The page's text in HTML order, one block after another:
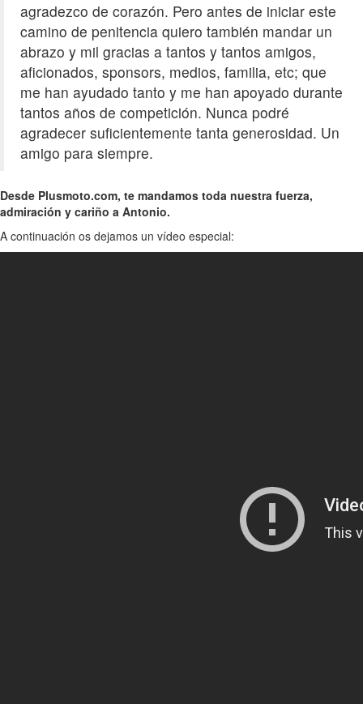
agradezco de corazón. Pero antes de iniciar este
camino de penitencia quiero también mandar un
abrazo y mil gracias a tantos y tantos amigos,
aficionados, sponsors, medios, familia, etc; que
me han ayudado tanto y me han apoyado durante
tantos años de competición. Nunca podré
agradecer suficientemente tanta generosidad. Un
amigo para siempre.
Desde Plusmoto.com, te mandamos toda nuestra fuerza,
admiración y cariño a Antonio.
A continuación os dejamos un vídeo especial: